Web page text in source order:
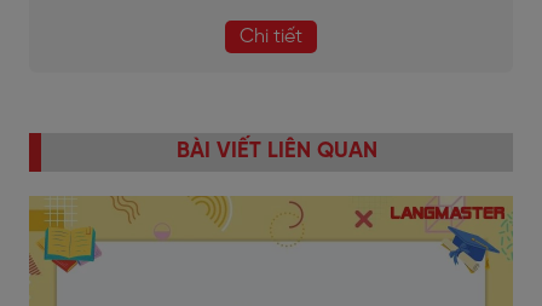
Chi tiết
BÀI VIẾT LIÊN QUAN